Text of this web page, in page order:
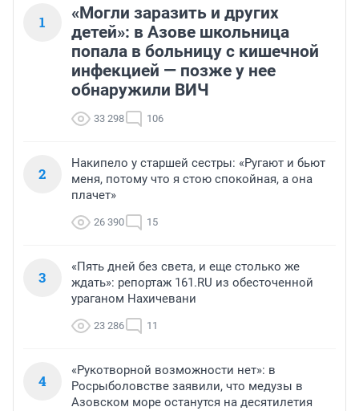
1
«Могли заразить и других
детей»: в Азове школьница
попала в больницу с кишечной
инфекцией — позже у нее
обнаружили ВИЧ
33 298 106
2
Накипело у старшей сестры: «Ругают и бьют
меня, потому что я стою спокойная, а она
плачет»
26 390 15
3
«Пять дней без света, и еще столько же
ждать»: репортаж 161.RU из обесточенной
ураганом Нахичевани
23 286 11
4
«Рукотворной возможности нет»: в
Росрыболовстве заявили, что медузы в
Азовском море останутся на десятилетия